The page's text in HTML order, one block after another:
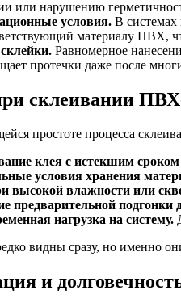
или нарушению
условия. В системах
материалу ПВХ,
Равномерное
протечки даже после
склеивании
простоте процесса
клея с истекшим сроком
условия хранения
высокой влажности или
предварительной подгонки
нагрузка на систему.
видны сразу, но именно
и